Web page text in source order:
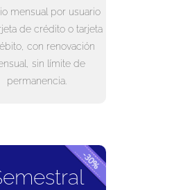
mensual por usuario
de crédito o tarjeta
con renovación
sin límite de
permanencia.